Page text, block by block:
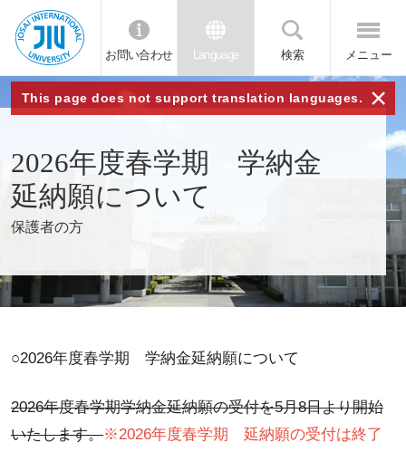
JIU 城西国
際大学
お問い合わせ Language 検索 メニュー
This page does not support translation languages. ×
2026年度春学期 学納金
延納願について
保護者の方
○2026年度春学期 学納金延納願について
2026年度春学期学納金延納願の受付を5月8日より開始
いたします。※2026年度春学期 延納願の受付は終了